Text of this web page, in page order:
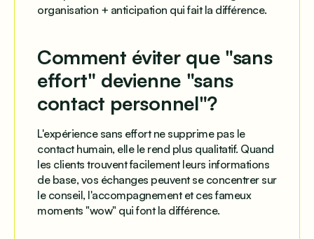
organisation + anticipation qui fait la différence.
Comment éviter que "sans
effort" devienne "sans
contact personnel"?
L'expérience sans effort ne supprime pas le
contact humain, elle le rend plus qualitatif. Quand
les clients trouvent facilement leurs informations
de base, vos échanges peuvent se concentrer sur
le conseil, l'accompagnement et ces fameux
moments "wow" qui font la différence.